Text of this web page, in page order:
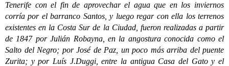
Tenerife con el fin de aprovechar el agua que en los inviernos
corría por el barranco Santos, y luego regar con ella los terrenos
existentes en la Costa Sur de la Ciudad, fueron realizadas a partir
de 1847 por Julián Robayna, en la angostura conocida como el
Salto del Negro; por José de Paz, un poco más arriba del puente
Zurita; y por Luís J.Duggi, entre la antigua Casa del Gato y el